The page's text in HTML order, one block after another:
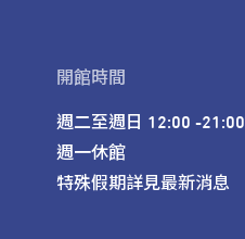
開館時間
週二至週日 12:00 -21:00
週一休館
特殊假期詳見最新消息